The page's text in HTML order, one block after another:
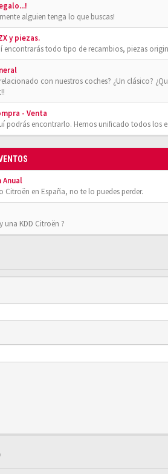
alguien tenga lo que buscas!
y piezas.
encontrarás todo tipo de recambios, piezas
con nuestros coches? ¿Un clásico?
- Venta
podrás encontrarlo. Hemos unificado todos los
Anual
en España, no te lo puedes perder.
una KDD Citroën ?